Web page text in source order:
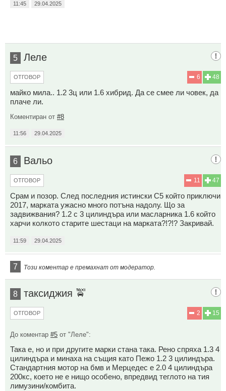
11:45 29.04.2025
5 Леле
48
6
ОТГОВОР
майко мила.. 1.2 3ц или 1.6 хибрид. Да се смее ли човек, да
плаче ли.
Коментиран от #8
11:56 29.04.2025
6 Вальо
47
11
ОТГОВОР
Срам и позор. След последния истински С5 който приключи
2017, марката ужасно много потъна надолу. Що за
задвижвания? 1.2 с 3 цилиндъра или масларника 1.6 който
харчи колкото старите шестаци на марката?!?!? Закривай.
11:59 29.04.2025
7 Този коментар е премахнат от модератор.
8 таксиджия 🚖
15
2
ОТГОВОР
До коментар #5 от "Леле":
Така е, но и при другите марки стана така. Рено спряха 1.3 4
цилиндъра и минаха на същия като Пежо 1.2 3 цилиндъра.
Стандартния мотор на бмв и Мерцедес е 2.0 4 цилиндъра
200кс, което не е нищо особено, впредвид теглото на тия
лимузини/комбита.